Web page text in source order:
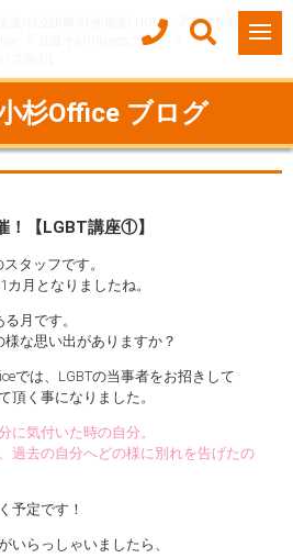
援/自立訓練/計画相談) HOME
事業所紹介
武蔵小杉Officeのブログ
講座①】
杉Office ブログ
！【LGBT講座①】
タッフです。
月となりましたね。
月です。
な思い出がありますか？
では、LGBTの当事者をお招きして
頂く事になりました。
に気付いた時の自分。
過去の自分へどの様に別れを告げたの
予定です！
いらっしゃいましたら、